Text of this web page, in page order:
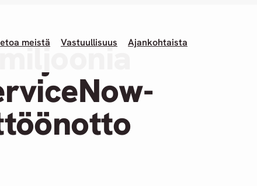
meistä Vastuullisuus Ajankohtaista